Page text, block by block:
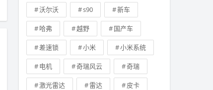
沃尔沃 s90 新车
哈弗 越野 国产车
差速锁 小米 小米系统
电机 奇瑞风云 奇瑞
激光雷达 雷达 皮卡